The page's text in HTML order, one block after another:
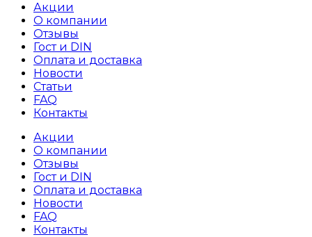
Акции
О компании
Отзывы
Гост и DIN
Оплата и доставка
Новости
Статьи
FAQ
Контакты
Акции
О компании
Отзывы
Гост и DIN
Оплата и доставка
Новости
FAQ
Контакты